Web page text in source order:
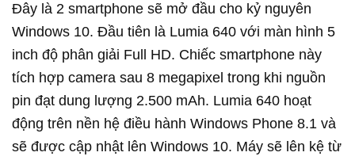
Đây là 2 smartphone sẽ mở đầu cho kỷ nguyên
Windows 10. Đầu tiên là Lumia 640 với màn hình 5
inch độ phân giải Full HD. Chiếc smartphone này
tích hợp camera sau 8 megapixel trong khi nguồn
pin đạt dung lượng 2.500 mAh. Lumia 640 hoạt
động trên nền hệ điều hành Windows Phone 8.1 và
sẽ được cập nhật lên Windows 10. Máy sẽ lên kệ từ